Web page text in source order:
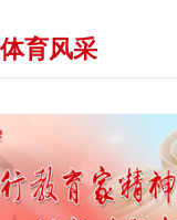
体育风采